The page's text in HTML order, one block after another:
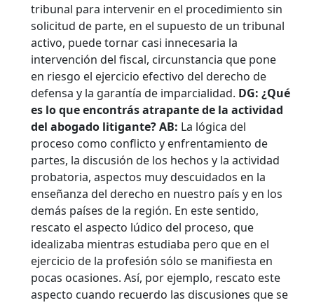
tribunal para intervenir en el procedimiento sin
solicitud de parte, en el supuesto de un tribunal
activo, puede tornar casi innecesaria la
intervención del fiscal, circunstancia que pone
en riesgo el ejercicio efectivo del derecho de
defensa y la garantía de imparcialidad. DG: ¿Qué
es lo que encontrás atrapante de la actividad
del abogado litigante?AB: La lógica del
proceso como conflicto y enfrentamiento de
partes, la discusión de los hechos y la actividad
probatoria, aspectos muy descuidados en la
enseñanza del derecho en nuestro país y en los
demás países de la región. En este sentido,
rescato el aspecto lúdico del proceso, que
idealizaba mientras estudiaba pero que en el
ejercicio de la profesión sólo se manifiesta en
pocas ocasiones. Así, por ejemplo, rescato este
aspecto cuando recuerdo las discusiones que se